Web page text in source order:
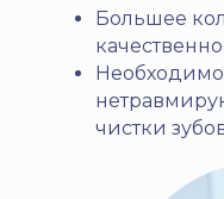
Большее
чистки